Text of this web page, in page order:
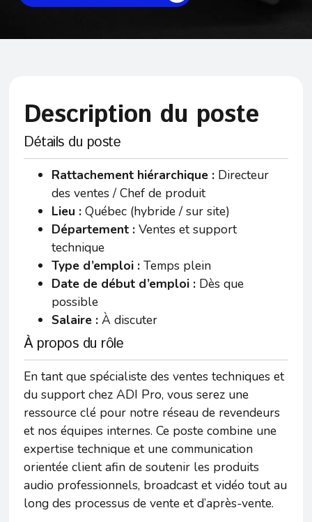
Description du poste
Détails du poste
Rattachement hiérarchique : Directeur
des ventes / Chef de produit
Lieu : Québec (hybride / sur site)
Département : Ventes et support
technique
Type d’emploi : Temps plein
Date de début d’emploi : Dès que
possible
Salaire : À discuter
À propos du rôle
En tant que spécialiste des ventes techniques et
du support chez ADI Pro, vous serez une
ressource clé pour notre réseau de revendeurs
et nos équipes internes. Ce poste combine une
expertise technique et une communication
orientée client afin de soutenir les produits
audio professionnels, broadcast et vidéo tout au
long des processus de vente et d’après-vente.